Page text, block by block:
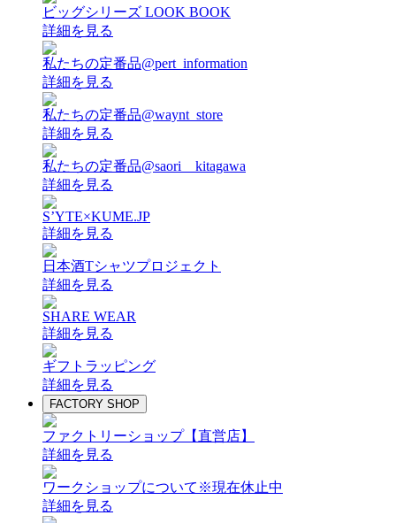
ビッグシリーズ LOOK BOOK
詳細を見る
私たちの定番品@pert_information
詳細を見る
私たちの定番品@waynt_store
詳細を見る
私たちの定番品@saori__kitagawa
詳細を見る
S’YTE×KUME.JP
詳細を見る
日本酒Tシャツプロジェクト
詳細を見る
SHARE WEAR
詳細を見る
ギフトラッピング
詳細を見る
FACTORY SHOP
ファクトリーショップ【直営店】
詳細を見る
ワークショップについて ※現在休止中
詳細を見る